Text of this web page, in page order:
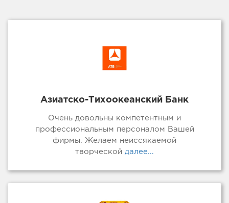
Азиатско-Тихоокеанский Банк
Очень довольны компетентным и
профессиональным персоналом Вашей
фирмы. Желаем неиссякаемой
творческой далее...